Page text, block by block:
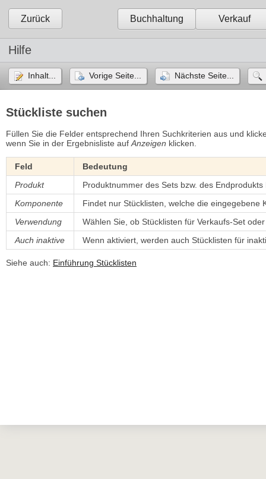
Zurück Buchhaltung Verkauf
Hilfe
Inhalt... Vorige Seite... Nächste Seite...
Stückliste suchen
Füllen Sie die Felder entsprechend Ihren Suchkriterien aus und
wenn Sie in der Ergebnisliste aufAnzeigen klicken.
Feld
Bedeutung
Produkt
Produktnummer des Sets bzw. des
Komponente
Findet nur Stücklisten, welche die eingegebene
Verwendung
Wählen Sie, ob Stücklisten für Verkaufs-Set
Auch inaktive
Wenn aktiviert, werden auch Stücklisten für
Siehe auch: Einführung Stücklisten